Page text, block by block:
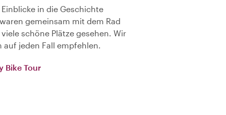
in die Geschichte
gemeinsam mit dem Rad
schöne Plätze gesehen. Wir
auf jeden Fall empfehlen.
Bike Tour